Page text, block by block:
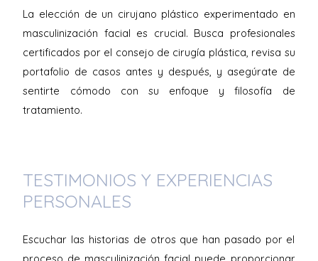
La elección de un cirujano plástico experimentado en
masculinización facial es crucial. Busca profesionales
certificados por el consejo de cirugía plástica, revisa su
portafolio de casos antes y después, y asegúrate de
sentirte cómodo con su enfoque y filosofía de
tratamiento.
TESTIMONIOS Y EXPERIENCIAS
PERSONALES
Escuchar las historias de otros que han pasado por el